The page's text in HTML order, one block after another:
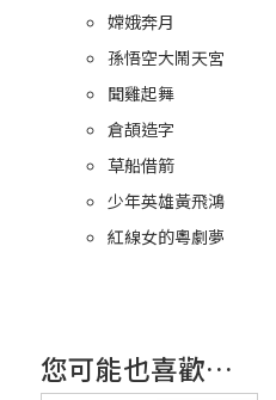
嫦娥奔月
孫悟空大鬧天宮
聞雞起舞
倉頡造字
草船借箭
少年英雄黃飛鴻
紅線女的粵劇夢
您可能也喜歡…